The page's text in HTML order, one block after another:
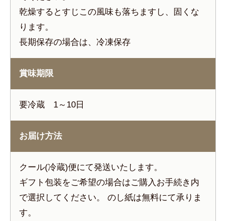
乾燥するとすじこの風味も落ちますし、固くな
ります。
長期保存の場合は、冷凍保存
賞味期限
要冷蔵 1～10日
お届け方法
クール(冷蔵)便にて発送いたします。
ギフト包装をご希望の場合はご購入お手続き内
で選択してください。 のし紙は無料にて承りま
す。